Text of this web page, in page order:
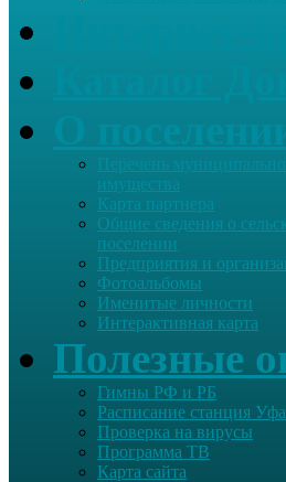
Перечень
имущества
Карта партнера
Общие сведения о
поселении
Предприятия и
Фотоальбомы
Именитые личности
Интерактивная карта
Полезные
Гимны РФ и РБ
Расписание станция Уфа
Проверка на вирусы
Программа ТВ
Карта сайта